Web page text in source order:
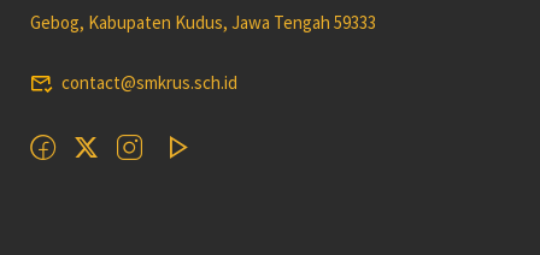
Gebog, Kabupaten Kudus, Jawa Tengah 59333
contact@smkrus.sch.id